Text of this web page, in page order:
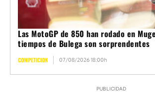
Las MotoGP de 850 han rodado en
tiempos de Bulega son sorprendentes
COMPETICION 07/08/2026 18:00h
PUBLICIDAD